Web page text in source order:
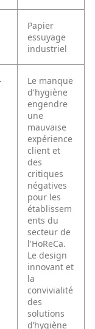
Papier
essuyage
industriel
Le manque
d'hygiène
engendre
une
mauvaise
expérience
client et
des
critiques
négatives
pour les
établissem
ents du
secteur de
l'HoReCa.
Le design
innovant et
la
convivialité
des
solutions
d’hygiène